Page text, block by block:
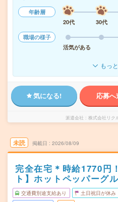
年齢層
20代
30代
職場の様子
活気がある
もっ
気になる! 応募へ
派遣会社 株式会社リク
未読 掲載日 2026/08/09
完全在宅＊時給1770円
ト】ホットペッパーグ
交通費別途支給あり 土日祝日が休み